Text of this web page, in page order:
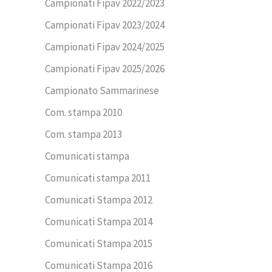
Campionati Fipav 2022/2023
Campionati Fipav 2023/2024
Campionati Fipav 2024/2025
Campionati Fipav 2025/2026
Campionato Sammarinese
Com. stampa 2010
Com. stampa 2013
Comunicati stampa
Comunicati stampa 2011
Comunicati Stampa 2012
Comunicati Stampa 2014
Comunicati Stampa 2015
Comunicati Stampa 2016